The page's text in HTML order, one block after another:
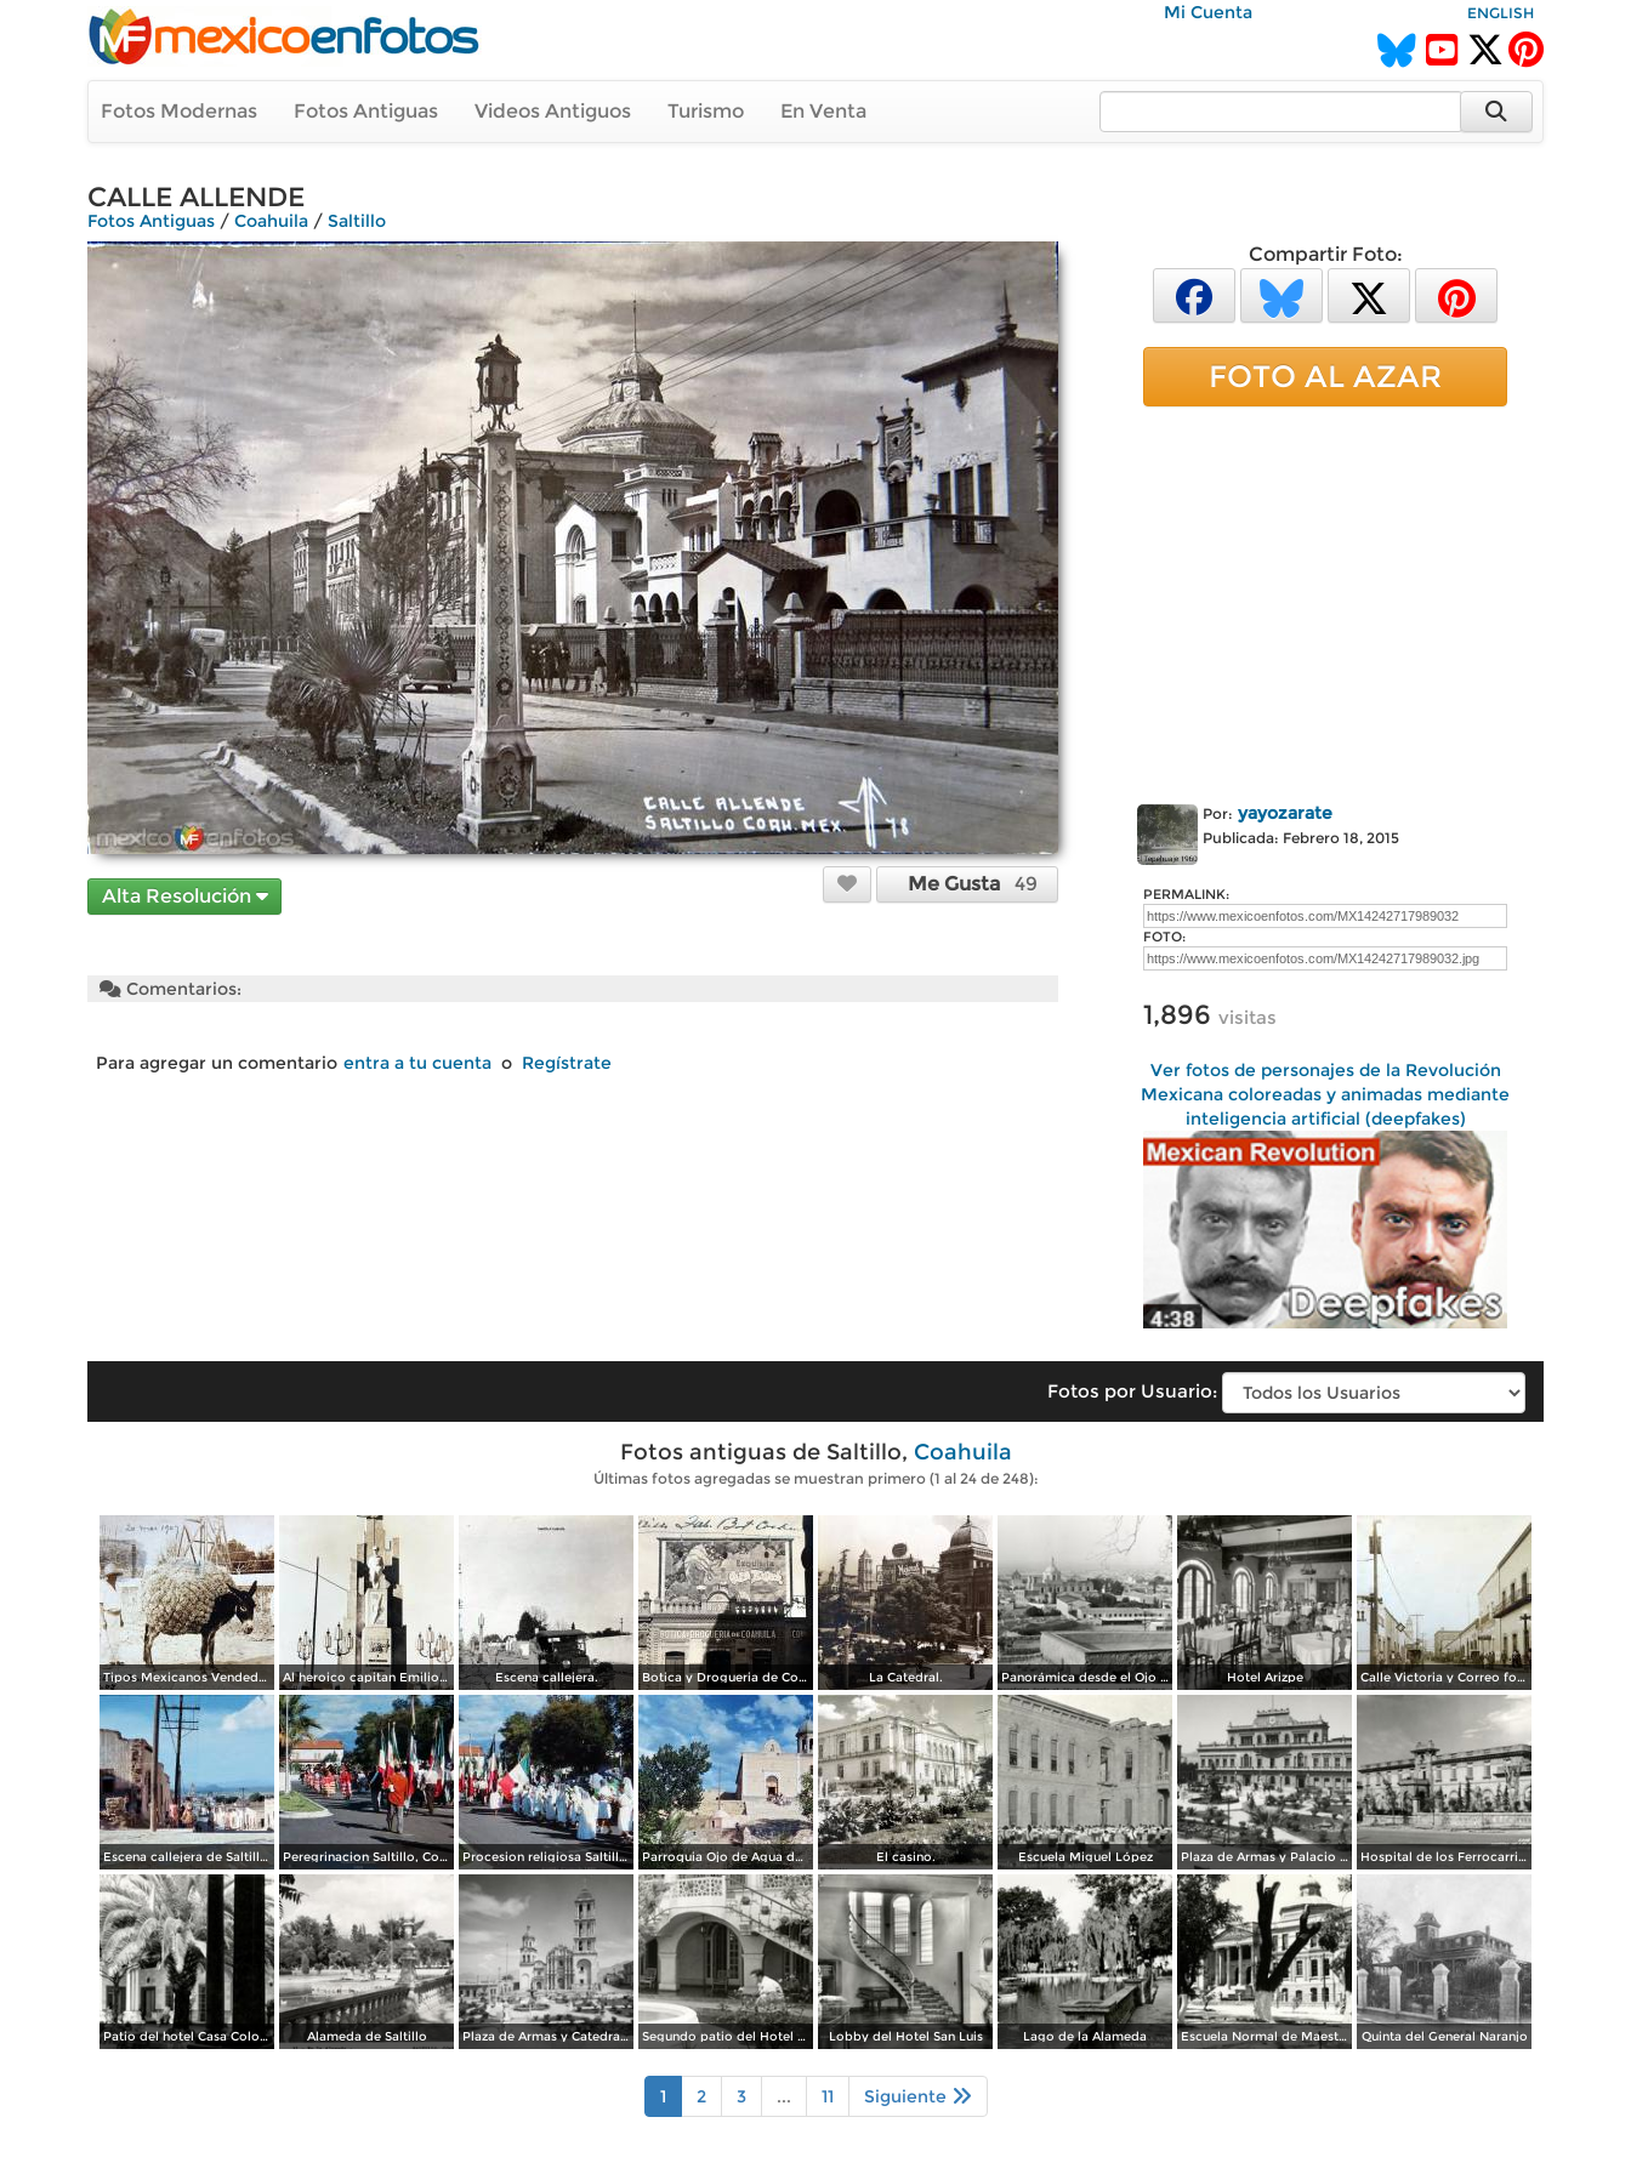
Mi Cuenta ENGLISH
Fotos Modernas Fotos Antiguas Videos Antiguos Turismo En Venta
CALLE ALLENDE
Fotos Antiguas / Coahuila / Saltillo
Alta Resolución
Me Gusta 49
Comentarios:
Para agregar un comentario entra a tu cuenta o Regístrate
Compartir Foto:
FOTO AL AZAR
Por: yayozarate
Publicada: Febrero 18, 2015
PERMALINK:
FOTO:
1,896 visitas
Ver fotos de personajes de la Revolución
Mexicana coloreadas y animadas mediante
inteligencia artificial (deepfakes)
Fotos por Usuario:
Fotos antiguas de Saltillo, Coahuila
Últimas fotos agregadas se muestran primero (1 al 24 de 248):
Tipos Mexicanos Vendedores de paja. ( Circulada el 20 de Mayo de 1907 ). Al heroico capitan Emilio Carranza. Escena callejera. Botica y Drogueria de Coahuila. La Catedral. Panorámica desde el Ojo de Agua Hotel Arizpe Calle Victoria y Correo foto Macias ( Circulada el 18 de Julio de 1912 ).
Escena callejera de Saltillo, Coahuila 1959. Peregrinacion Saltillo, Coahuila 1959 Procesion religiosa Saltillo, Coahuila 1959. Parroquia Ojo de Agua donde se venera el Santo Cristo Saltillo, Coahuila 1959 El casino. Escuela Miguel López Plaza de Armas y Palacio de Gobierno Hospital de los Ferrocarriles
Patio del hotel Casa Colonial Alameda de Saltillo Plaza de Armas y Catedral de Saltillo Segundo patio del Hotel Arizpe Lobby del Hotel San Luis Lago de la Alameda Escuela Normal de Maestros Quinta del General Naranjo
1 2 3 ... 11 Siguiente